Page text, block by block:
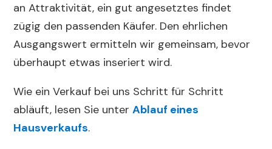
an Attraktivität, ein gut angesetztes findet
zügig den passenden Käufer. Den ehrlichen
Ausgangswert ermitteln wir gemeinsam, bevor
überhaupt etwas inseriert wird.
Wie ein Verkauf bei uns Schritt für Schritt
abläuft, lesen Sie unterAblauf eines
Hausverkaufs.